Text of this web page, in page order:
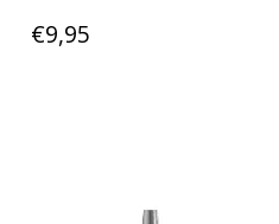
Regular
price
€9,95